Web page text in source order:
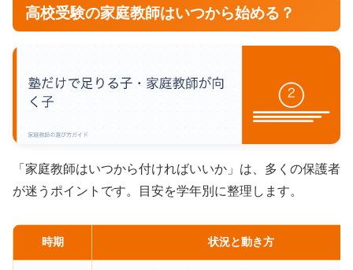
高校受験の家庭教師はいつから始める？
「家庭教師はいつから付ければいいか」は、多くの保護者
が迷うポイントです。目安を学年別に整理します。
時期 状況と動き方